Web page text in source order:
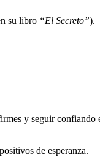
su libro “El Secreto”).
y seguir confiando
de esperanza.